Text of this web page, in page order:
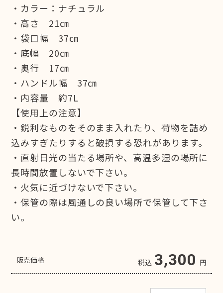
・カラー：ナチュラル
・高さ 21㎝
・袋口幅 37㎝
・底幅 20㎝
・奥行 17㎝
・ハンドル幅 37㎝
・内容量 約7L
【使用上の注意】
・鋭利なものをそのまま入れたり、荷物を詰め
込みすぎたりすると破損する恐れがあります。
・直射日光の当たる場所や、高温多湿の場所に
長時間放置しないで下さい。
・火気に近づけないで下さい。
・保管の際は風通しの良い場所で保管して下さ
い。
販売価格 税込 3,300 円